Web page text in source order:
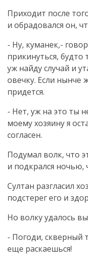
Приходит после
и обрадовался он,
- Ну, куманек,-
прикинуться,
уж найду случай и
овечку. Если нынче
придется.
- Нет, уж на это ты
моему хозяину я
согласен.
Подумал волк, что
и подкрался
Султан разгласил
подстерег его и
Но волку удалось
- Погоди, скверный
еще раскаешься!